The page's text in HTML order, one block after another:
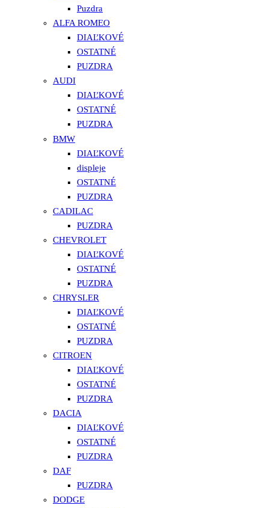
Puzdra
ALFA ROMEO
DIAĽKOVÉ
OSTATNÉ
PUZDRA
AUDI
DIAĽKOVÉ
OSTATNÉ
PUZDRA
BMW
DIAĽKOVÉ
displeje
OSTATNÉ
PUZDRA
CADILAC
PUZDRA
CHEVROLET
DIAĽKOVÉ
OSTATNÉ
PUZDRA
CHRYSLER
DIAĽKOVÉ
OSTATNÉ
PUZDRA
CITROEN
DIAĽKOVÉ
OSTATNÉ
PUZDRA
DACIA
DIAĽKOVÉ
OSTATNÉ
PUZDRA
DAF
PUZDRA
DODGE